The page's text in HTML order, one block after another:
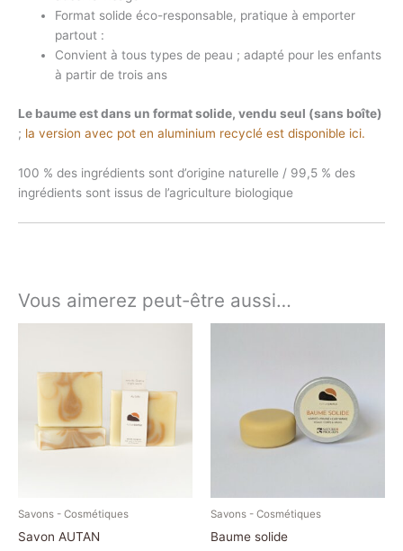
Format solide éco-responsable, pratique à emporter
partout :
Convient à tous types de peau ; adapté pour les enfants
à partir de trois ans
Le baume est dans un format solide, vendu seul (sans boîte)
; la version avec pot en aluminium recyclé est disponible ici.
100 % des ingrédients sont d’origine naturelle / 99,5 % des
ingrédients sont issus de l’agriculture biologique
Vous aimerez peut-être aussi…
Savons - Cosmétiques
Savon AUTAN
Savons - Cosmétiques
Baume solide